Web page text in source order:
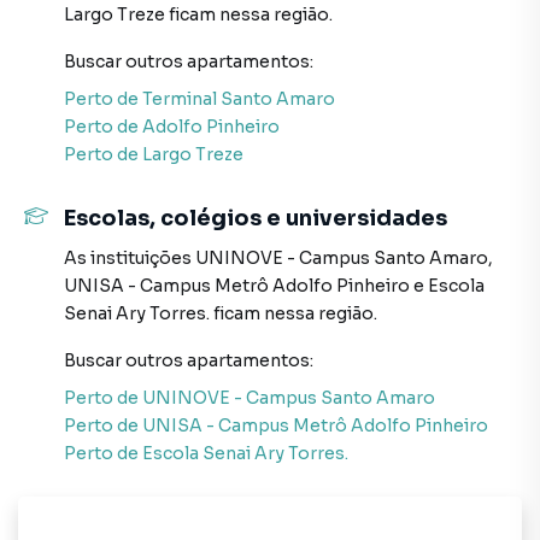
imóvel que mais combina com seu estilo de vida.
Negocie seu imóvel de forma totalmente online, com
segurança e tranquilidade. Na Abba Negócios Imobiliários
você consegue comprar ou alugar um imóvel em São Paulo
mesmo não estando na cidade e com a praticidade de
smartphone. Nós criamos soluções inovadoras para
compradores com o mercado imobiliário.
Anuncie seu imóvel! É fácil, rápido e gratuito! A Abba
Negócios Imobiliários é uma imobiliária digital com
Na Abba Negócios Imobiliários você consegue vender ou
alugar seu imóvel muito mais rápido do que em imobiliárias
Largo Treze ficam nessa região.
Buscar outros apartamentos:
Perto de Terminal Santo Amaro
Perto de Adolfo Pinheiro
Perto de Largo Treze
Escolas, colégios e universidades
As instituições UNINOVE - Campus Santo Amaro,
UNISA - Campus Metrô Adolfo Pinheiro e Escola
Senai Ary Torres. ficam nessa região.
Buscar outros apartamentos:
Perto de UNINOVE - Campus Santo Amaro
Perto de UNISA - Campus Metrô Adolfo Pinheiro
Perto de Escola Senai Ary Torres.